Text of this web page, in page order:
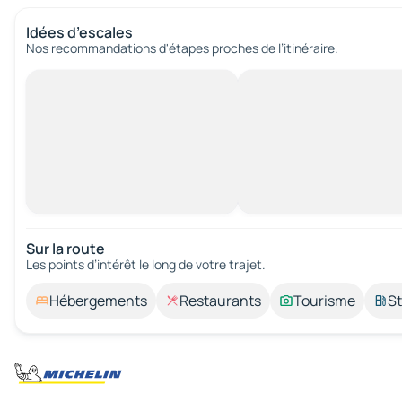
Idées d’escales
Nos recommandations d'étapes proches de l’itinéraire.
Sur la route
Les points d’intérêt le long de votre trajet.
Hébergements Restaurants Tourisme